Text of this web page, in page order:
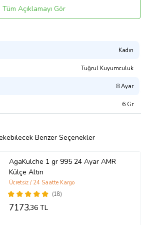
Tüm Açıklamayı Gör
Kadın
Tuğrul Kuyumculuk
8 Ayar
6 Gr
Benzer Seçenekler
AgaKulche 1 gr 995 24 Ayar AMR
Külçe Altın
(18)
Ücretsiz / 24 Saatte Kargo
7173,36 TL